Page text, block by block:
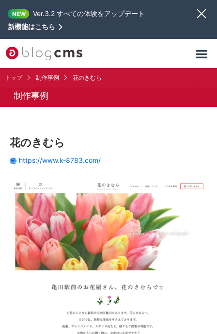
NEW
Ver.3.2 すべての体験をアップデート
新機能はこちら
トップ 制作事例 花のきむら
制作事例
花のきむら
https://www.k-8783.com/